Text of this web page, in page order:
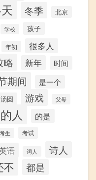
冬季 北京
学校 孩子
年初 很多人
略 新年 时间
期间 是一个
汤圆 游戏 父母
的人 的是
考生 考试
语 词人 诗人
不 都是